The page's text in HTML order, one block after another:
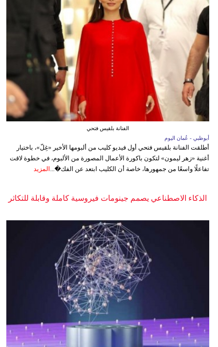
الفنانة بلقيس فتحي
أبوظبي - عُمان اليوم
أطلقت الفنانة بلقيس فتحي أول فيديو كليب من ألبومها الأخير «غِلّ»، باختيار
أغنية «زهر ليمون» لتكون باكورة الأعمال المصورة من الألبوم، في خطوة لاقت
تفاعلًا واسعًا من جمهورها، خاصة أن الكليب ابتعد عن الفك�... المزيد
الذكاء الاصطناعي يصمم جينومات فيروسية كاملة وقابلة للتكاثر